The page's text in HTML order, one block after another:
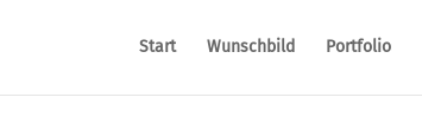
Start Wunschbild Portfolio